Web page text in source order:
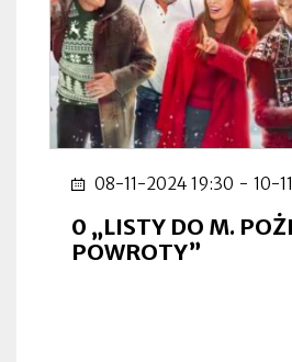
08-11-2024 19:30 - 10-
0 „LISTY DO M.
POWROTY”